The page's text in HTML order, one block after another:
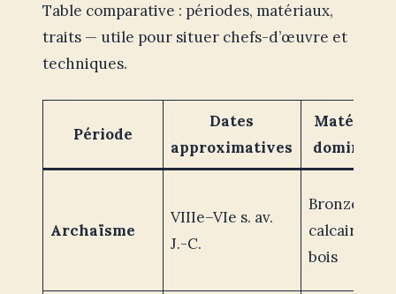
Table comparative : périodes, matériaux,
traits — utile pour situer chefs-d’œuvre et
techniques.
Période
Dates
approximatives
Matériaux
dominants
Archaïsme
VIIIe–VIe s. av.
J.-C.
Bronze,
calcaire,
bois